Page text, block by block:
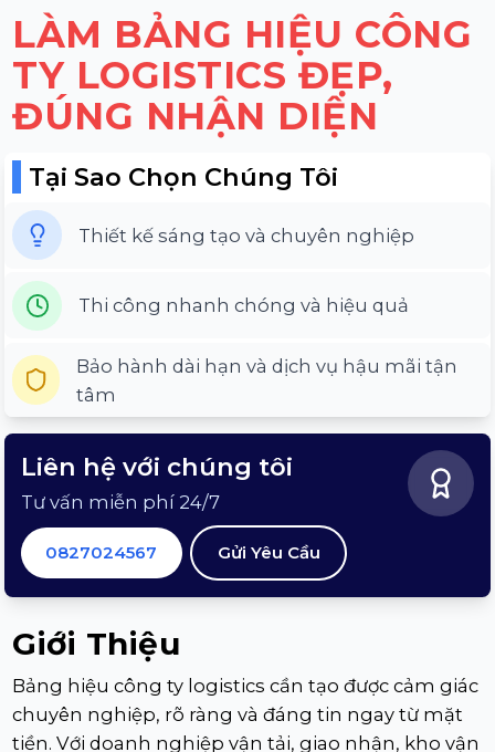
LÀM BẢNG HIỆU CÔNG
TY LOGISTICS ĐẸP,
ĐÚNG NHẬN DIỆN
Tại Sao Chọn Chúng Tôi
Thiết kế sáng tạo và chuyên nghiệp
Thi công nhanh chóng và hiệu quả
Bảo hành dài hạn và dịch vụ hậu mãi tận
tâm
Liên hệ với chúng tôi
Tư vấn miễn phí 24/7
0827024567 Gửi Yêu Cầu
Giới Thiệu
Bảng hiệu công ty logistics cần tạo được cảm giác
chuyên nghiệp, rõ ràng và đáng tin ngay từ mặt
tiền. Với doanh nghiệp vận tải, giao nhận, kho vận